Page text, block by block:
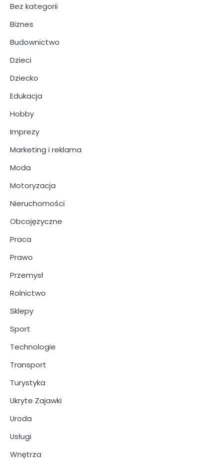
Bez kategorii
Biznes
Budownictwo
Dzieci
Dziecko
Edukacja
Hobby
Imprezy
Marketing i reklama
Moda
Motoryzacja
Nieruchomości
Obcojęzyczne
Praca
Prawo
Przemysł
Rolnictwo
Sklepy
Sport
Technologie
Transport
Turystyka
Ukryte Zajawki
Uroda
Usługi
Wnętrza